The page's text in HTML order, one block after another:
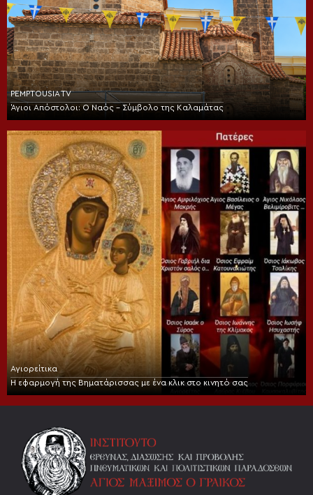
PEMPTOUSIA TV
Άγιοι Απόστολοι: Ο Ναός – Σύμβολο της Καλαμάτας
Αγιορείτικα
Η εφαρμογή της Βηματάρισσας με ένα κλικ στο κινητό σας